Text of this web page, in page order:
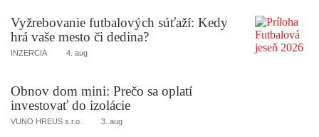
Vyžrebovanie futbalových súťaží: Kedy
hrá vaše mesto či dedina?
INZERCIA 4. aug
Obnov dom mini: Prečo sa oplatí
investovať do izolácie
VUNO HREUS s.r.o. 3. aug